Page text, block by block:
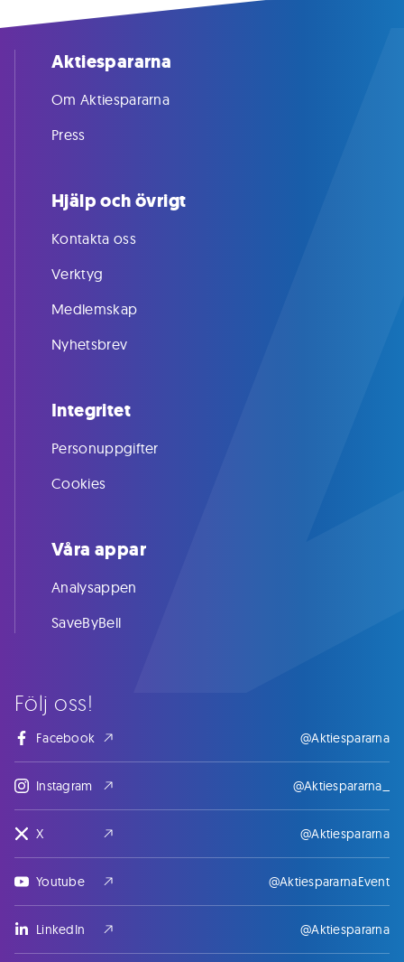
Följ oss!
Facebook @Aktiespararna
Instagram @Aktiespararna_
X @Aktiespararna
Youtube @AktiespararnaEvent
LinkedIn @Aktiespararna
Aktiespararna
Om Aktiespararna
Press
Hjälp och övrigt
Kontakta oss
Verktyg
Medlemskap
Nyhetsbrev
Integritet
Personuppgifter
Cookies
Våra appar
Analysappen
SaveByBell